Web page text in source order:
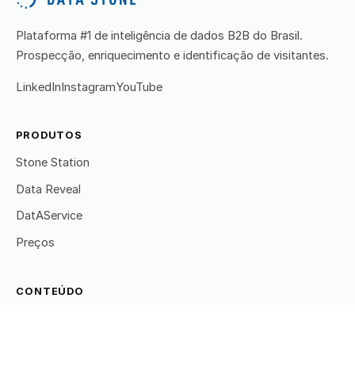
Plataforma #1 de inteligência de dados B2B do Brasil.
Prospecção, enriquecimento e identificação de visitantes.
LinkedInInstagramYouTube
PRODUTOS
Stone Station
Data Reveal
DatAService
Preços
CONTEÚDO